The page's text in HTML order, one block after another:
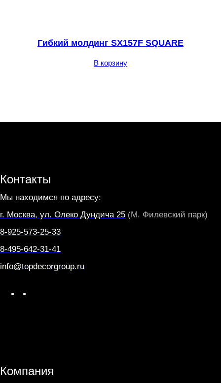
Гибкий молдинг SX157F SQUARE
В корзину
Контакты
Мы находимся по адресу:
г. Москва, ул. Олеко Дундича 25 (М. Филевский парк)
8-925-573-25-33
8-495-642-31-41
info@topdecorgroup.ru
p
a
Компания